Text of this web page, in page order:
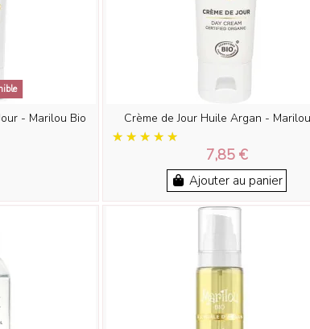
- Marilou Bio Crème de Jour Huile Argan -
7,85 €
Ajouter au panier